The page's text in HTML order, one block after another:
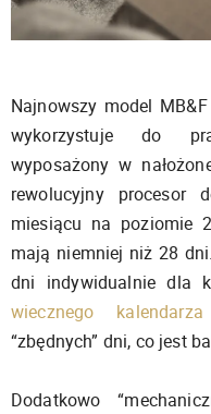
Najnowszy model
wykorzystuje do
wyposażony w
rewolucyjny procesor
miesiącu na poziomie
mają niemniej niż 28
dni indywidualnie dla
wiecznego kalendarza
“zbędnych” dni, co jest
Dodatkowo